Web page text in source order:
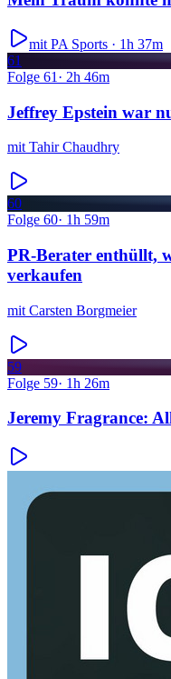
mit PA Sports · 1h 37m
61
Folge 61 · 2h 46m
Jeffrey Epstein war
mit Tahir Chaudhry
60
Folge 60· 1h 59m
PR-Berater enthüllt,
verkaufen
mit Carsten Borgmeier
59
Folge 59· 1h 26m
Jeremy Fragrance: